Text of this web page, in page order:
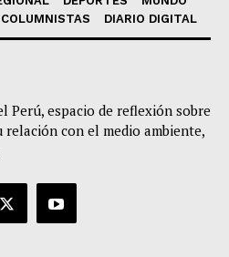
COLUMNISTAS DIARIO DIGITAL
Perú, espacio de reflexión sobre
con el medio ambiente,